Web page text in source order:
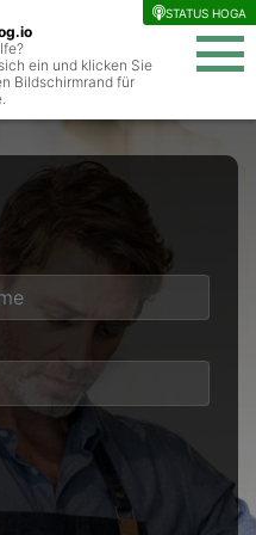
Video schliessen
STATUS HOGA
ein und klicken Sie
Bildschirmrand für